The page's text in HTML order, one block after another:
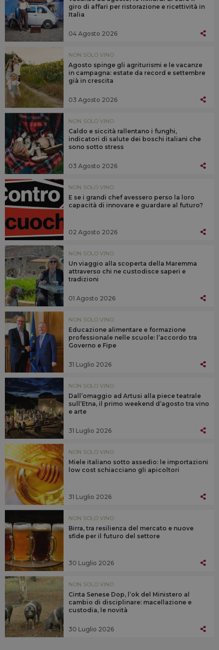
giro di affari per ristorazione e ricettività in
Italia
04 Agosto 2026
NON SOLO VINO
Agosto spinge gli agriturismi e le vacanze
in campagna: estate da record e settembre
già in crescita
03 Agosto 2026
NON SOLO VINO
Caldo e siccità rallentano i funghi,
indicatori di salute dei boschi italiani che
sono sotto stress
03 Agosto 2026
NON SOLO VINO
E se i grandi chef avessero perso la loro
capacità di innovare e guardare al futuro?
02 Agosto 2026
NON SOLO VINO
Un viaggio alla scoperta della Maremma
attraverso chi ne custodisce saperi e
tradizioni
01 Agosto 2026
NON SOLO VINO
Educazione alimentare e formazione
professionale nelle scuole: l’accordo tra
Governo e Fipe
31 Luglio 2026
NON SOLO VINO
Dall’omaggio ad Artusi alla piece teatrale
sull’Etna, il primo weekend d’agosto tra vino
e arte
31 Luglio 2026
NON SOLO VINO
Miele italiano sotto assedio: le importazioni
low cost schiacciano gli apicoltori
31 Luglio 2026
NON SOLO VINO
Birra, tra resilienza del mercato e nuove
sfide per il futuro del settore
30 Luglio 2026
NON SOLO VINO
Cinta Senese Dop, l’ok del Ministero al
cambio di disciplinare: macellazione e
custodia, le novità
30 Luglio 2026